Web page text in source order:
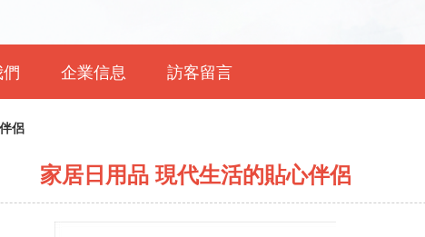
企業信息 訪客留言
侶
家居日用品 現代生活的貼心伴侶